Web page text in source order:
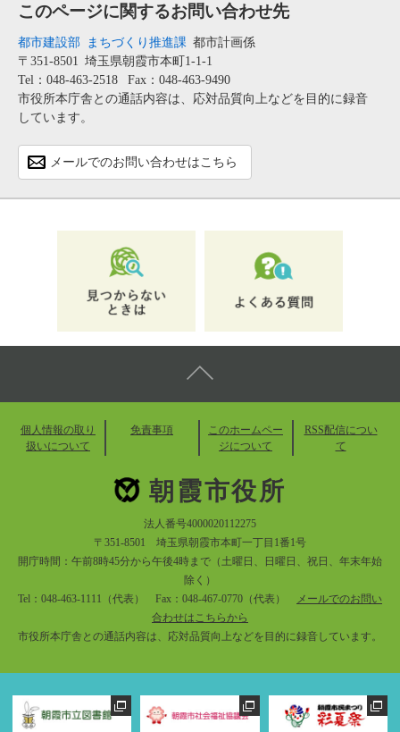
このページに関するお問い合わせ先
都市建設部 まちづくり推進課 都市計画係
〒351-8501
埼玉県朝霞市本町1-1-1
Tel：048-463-2518
Fax：048-463-9490
市役所本庁舎との通話内容は、応対品質向上などを目的に録音
しています。
メールでのお問い合わせはこちら
個人情報の取り
扱いについて
免責事項
このホームペー
ジについて
RSS配信につい
て
朝霞市役所
法人番号4000020112275
〒351-8501 埼玉県朝霞市本町一丁目1番1号
開庁時間：午前8時45分から午後4時まで（土曜日、日曜日、祝日、年末年始
除く）
Tel：048-463-1111（代表） Fax：048-467-0770（代表）
メールでのお問い
合わせはこちらから
市役所本庁舎との通話内容は、応対品質向上などを目的に録音しています。